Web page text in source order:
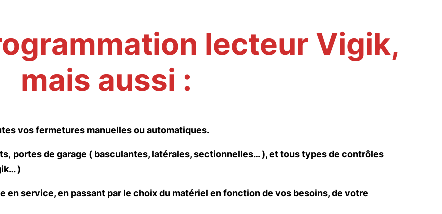
lecteur Vigik,
mais aussi :
vos fermetures manuelles ou automatiques.
, portes de garage ( basculantes, latérales, sectionnelles… ), et tous types de contrôles
)
en service, en passant par le choix du matériel en fonction de vos besoins, de votre